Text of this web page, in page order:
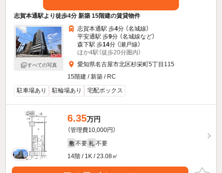
志賀本通駅より徒歩4分 新築 15階建の賃貸物件
すべての写真
志賀本通駅 歩4分 （名城線）
平安通駅 歩9分 （名城線など）
森下駅 歩14分 （瀬戸線）
ほか4駅（徒歩20分圏内）
愛知県名古屋市北区杉栄町5丁目115
15階建 / 新築 / RC
駐車場あり
駐輪場あり 宅配ボックス
6.35万円
（管理費10,000円）
敷 不要 礼 不要
14階 / 1K / 23.08㎡